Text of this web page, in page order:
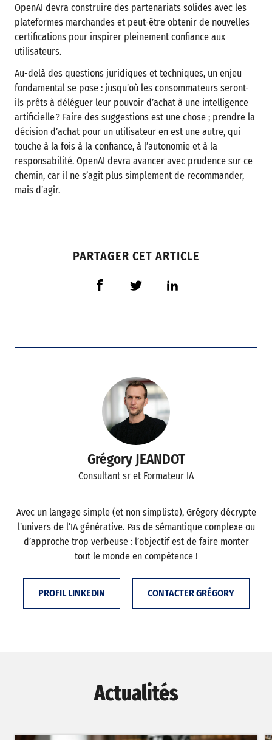
OpenAI devra construire des partenariats solides avec les
plateformes marchandes et peut-être obtenir de nouvelles
certifications pour inspirer pleinement confiance aux
utilisateurs.
Au-delà des questions juridiques et techniques, un enjeu
fondamental se pose : jusqu’où les consommateurs seront-
ils prêts à déléguer leur pouvoir d’achat à une intelligence
artificielle ? Faire des suggestions est une chose ; prendre la
décision d’achat pour un utilisateur en est une autre, qui
touche à la fois à la confiance, à l’autonomie et à la
responsabilité. OpenAI devra avancer avec prudence sur ce
chemin, car il ne s’agit plus simplement de recommander,
mais d’agir.
PARTAGER CET ARTICLE
Grégory JEANDOT
Consultant sr et Formateur IA
Avec un langage simple (et non simpliste), Grégory décrypte
l’univers de l’IA générative. Pas de sémantique complexe ou
d’approche trop verbeuse : l’objectif est de faire monter
tout le monde en compétence !
PROFIL LINKEDIN CONTACTER GRÉGORY
Actualités